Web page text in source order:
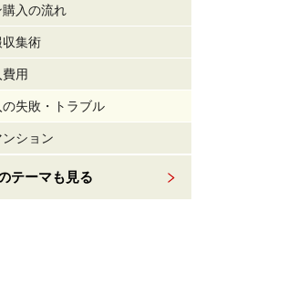
入の流れ
収集術
用
失敗・トラブル
ション
テーマも見る